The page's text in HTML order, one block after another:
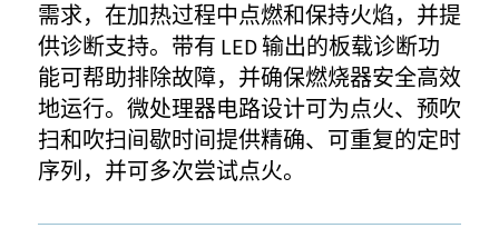
需求，在加热过程中点燃和保持火焰，并提
供诊断支持。带有 LED 输出的板载诊断功
能可帮助排除故障，并确保燃烧器安全高效
地运行。微处理器电路设计可为点火、预吹
扫和吹扫间歇时间提供精确、可重复的定时
序列，并可多次尝试点火。